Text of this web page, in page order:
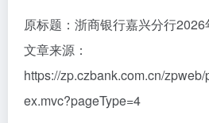
原标题：浙商银行嘉兴分行
文章来源：
https://zp.czbank.com.cn/
ex.mvc?pageType=4